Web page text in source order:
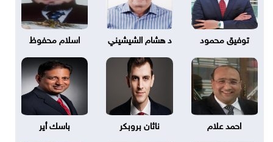
توفيق محمود د هشام الشيشيني اسلام محفوظ
احمد علام ناثان بروبكر باسك أير